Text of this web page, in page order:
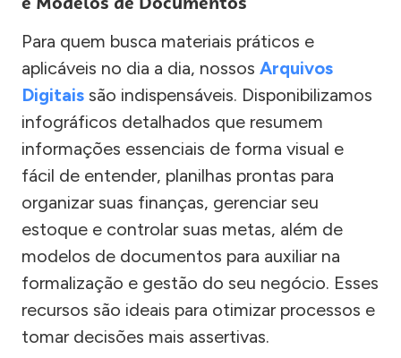
Para quem busca materiais práticos e
aplicáveis no dia a dia, nossos Arquivos
Digitais são indispensáveis. Disponibilizamos
infográficos detalhados que resumem
informações essenciais de forma visual e
fácil de entender, planilhas prontas para
organizar suas finanças, gerenciar seu
estoque e controlar suas metas, além de
modelos de documentos para auxiliar na
formalização e gestão do seu negócio. Esses
recursos são ideais para otimizar processos e
tomar decisões mais assertivas.